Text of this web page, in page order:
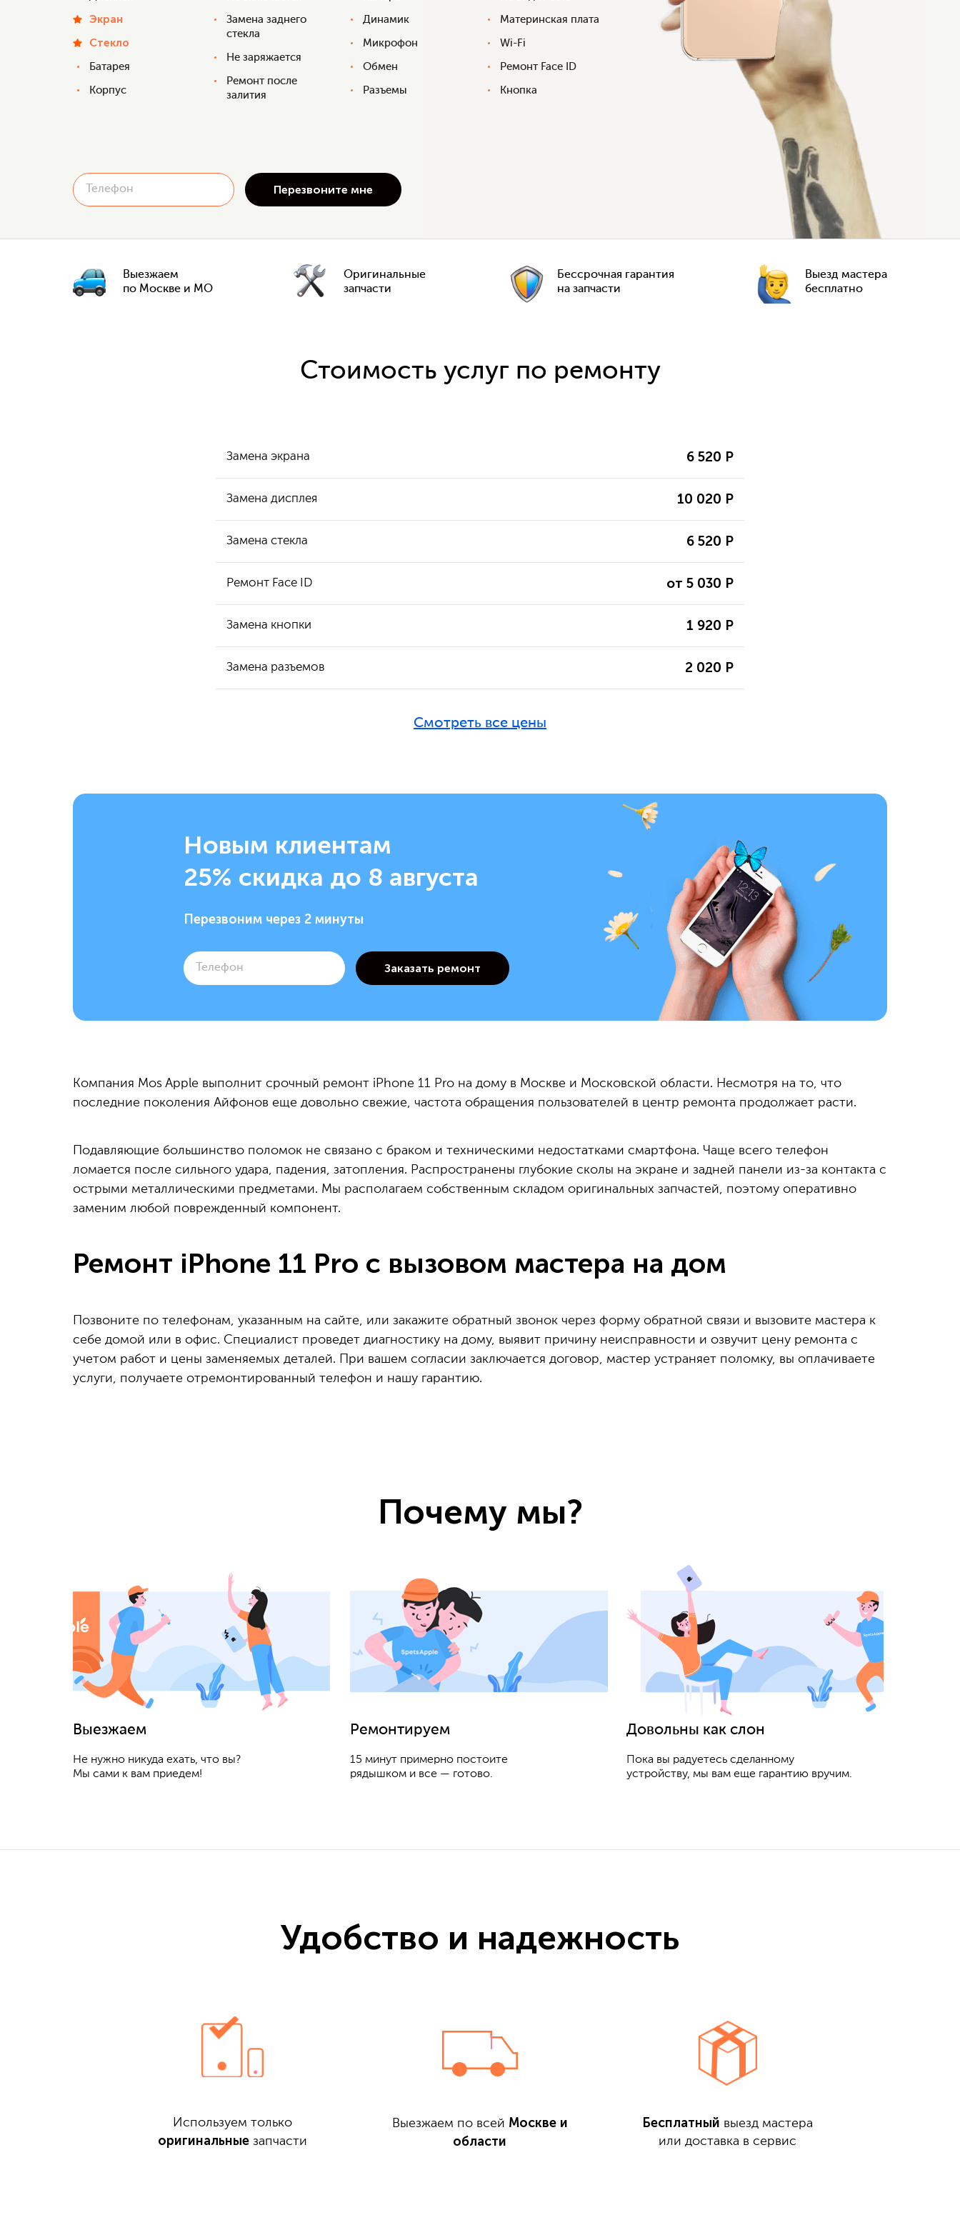
Экран
Стекло
Батарея
Корпус
Замена заднего
стекла
Не заряжается
Ремонт после
залития
Динамик
Микрофон
Обмен
Разъемы
Материнская плата
Wi-Fi
Ремонт Face ID
Кнопка
Выезжаем
по Москве и МО
Оригинальные
запчасти
Бессрочная гарантия
на запчасти
Выезд мастера
бесплатно
Стоимость услуг по ремонту
Замена экрана 6 520 Р
Замена дисплея 10 020 Р
Замена стекла 6 520 Р
Ремонт Face ID от 5 030 Р
Замена кнопки 1 920 Р
Замена разъемов 2 020 Р
Смотреть все цены
Новым клиентам
25% скидка до 8 августа
Перезвоним через 2 минуты
Компания Mos Apple выполнит срочный ремонт iPhone 11 Pro на дому в Москве и Московской области. Несмотря на то, что
последние поколения Айфонов еще довольно свежие, частота обращения пользователей в центр ремонта продолжает расти.
Подавляющие большинство поломок не связано с браком и техническими недостатками смартфона. Чаще всего телефон
ломается после сильного удара, падения, затопления. Распространены глубокие сколы на экране и задней панели из-за контакта с
острыми металлическими предметами. Мы располагаем собственным складом оригинальных запчастей, поэтому оперативно
заменим любой поврежденный компонент.
Ремонт iPhone 11 Pro с вызовом мастера на дом
Позвоните по телефонам, указанным на сайте, или закажите обратный звонок через форму обратной связи и вызовите мастера к
себе домой или в офис. Специалист проведет диагностику на дому, выявит причину неисправности и озвучит цену ремонта с
учетом работ и цены заменяемых деталей. При вашем согласии заключается договор, мастер устраняет поломку, вы оплачиваете
услуги, получаете отремонтированный телефон и нашу гарантию.
Почему мы?
Выезжаем
Не нужно никуда ехать, что вы?
Мы сами к вам приедем!
Ремонтируем
15 минут примерно постоите
рядышком и все — готово.
Довольны как слон
Пока вы радуетесь сделанному
устройству, мы вам еще гарантию вручим.
Удобство и надежность
Используем только
оригинальныезапчасти
Выезжаем по всей Москве и
области
Бесплатный выезд мастера
или доставка в сервис